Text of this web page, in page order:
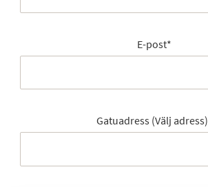
E-post*
Gatuadress (Välj adress)